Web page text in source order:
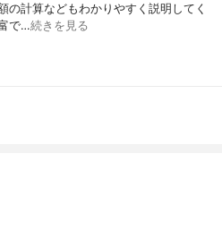
の計算などもわかりやすく説明してく
で…続きを見る